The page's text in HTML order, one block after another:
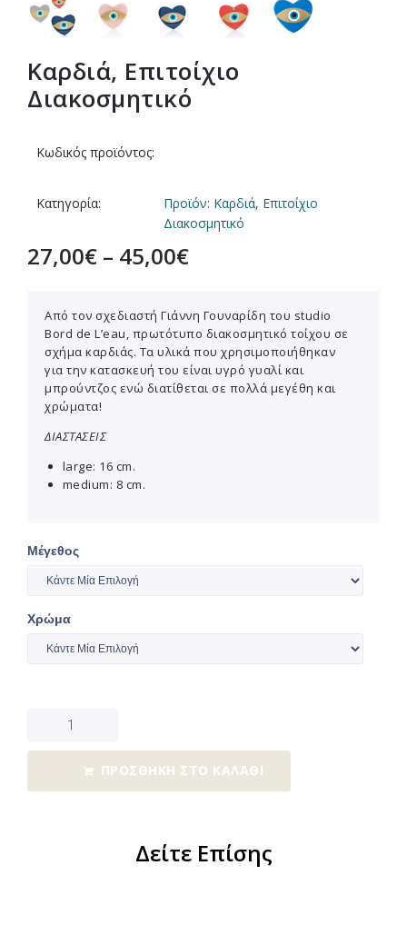
Καρδιά, Επιτοίχιο
Διακοσμητικό
Κωδικός προϊόντος:
Κατηγορία:
Προϊόν: Καρδιά, Επιτοίχιο
Διακοσμητικό
27,00€ – 45,00€
Από τον σχεδιαστή Γιάννη Γουναρίδη του studio
Βord de L’eau, πρωτότυπο διακοσμητικό τοίχου σε
σχήμα καρδιάς. Τα υλικά που χρησιμοποιήθηκαν
για την κατασκευή του είναι υγρό γυαλί και
μπρούντζος ενώ διατίθεται σε πολλά μεγέθη και
χρώματα!
ΔΙΑΣΤΑΣΕΙΣ
large: 16 cm.
medium: 8 cm.
Μέγεθος
Χρώμα
ΠΡΟΣΘΉΚΗ ΣΤΟ ΚΑΛΆΘΙ
Δείτε Επίσης